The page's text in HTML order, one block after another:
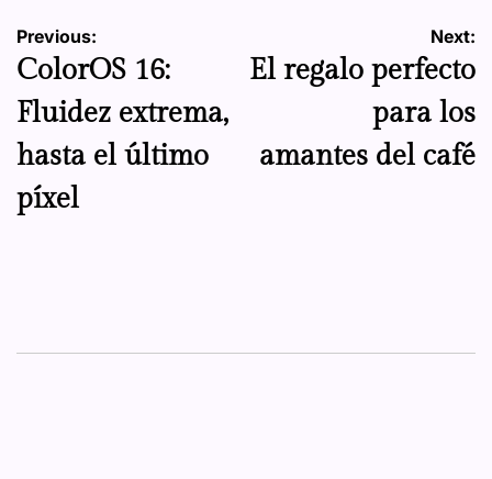
Navegación
de
entradas
Previous:
ColorOS 16:
Fluidez extrema,
hasta el último
píxel
Next:
El regalo perfecto
para los
amantes del café